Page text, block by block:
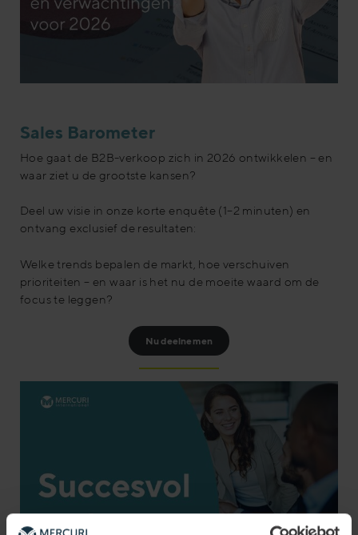
Sales Barometer
Hoe gaat de B2B-verkoop zich in 2026 ontwikkelen – en
waar ziet u de grootste kansen?
Deel uw visie in onze korte enquête (1–2 minuten) en
ontvang exclusief de resultaten:
Welke trends bepalen de markt, hoe verschuiven
prioriteiten – en waar is het nu de moeite waard om de
focus te leggen?
Nu deelnemen